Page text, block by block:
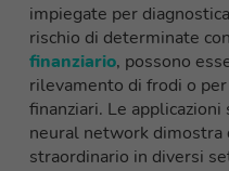
impiegate per
rischio di determinate
finanziario, possono
rilevamento di frodi o
finanziari. Le
neural network dimostra
straordinario in diversi